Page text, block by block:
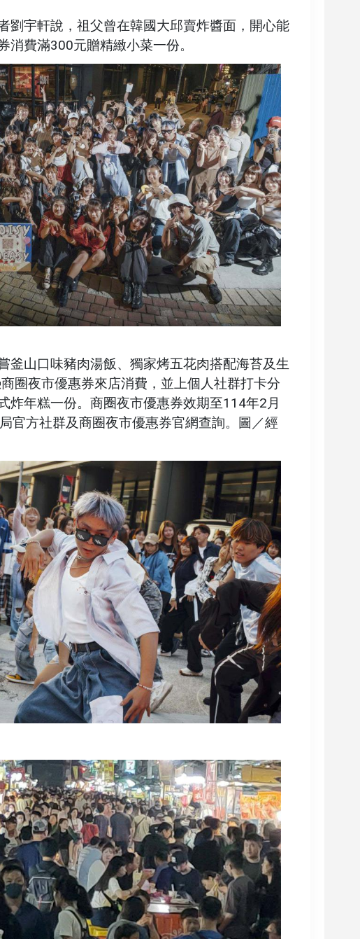
劉宇軒說，祖父曾在韓國大邱賣炸醬面，開心能
費滿300元贈精緻小菜一份。
釜山口味豬肉湯飯、獨家烤五花肉搭配海苔及生
圈夜市優惠券來店消費，並上個人社群打卡分
炸年糕一份。商圈夜市優惠券效期至114年2月
官方社群及商圈夜市優惠券官網查詢。圖／經